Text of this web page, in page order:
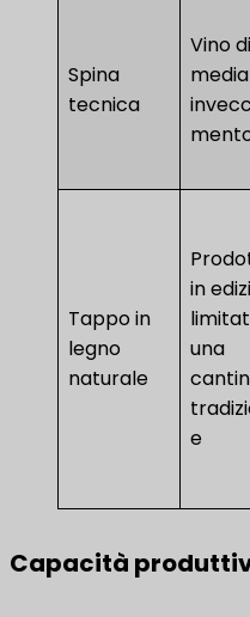
Spina
tecnica
Vino di
media
Tappo in
legno
naturale
in
una
e
Capacità